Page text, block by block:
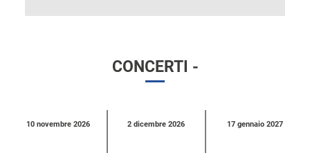
CONCERTI -
10 novembre 2026 2 dicembre 2026 17 gennaio 2027